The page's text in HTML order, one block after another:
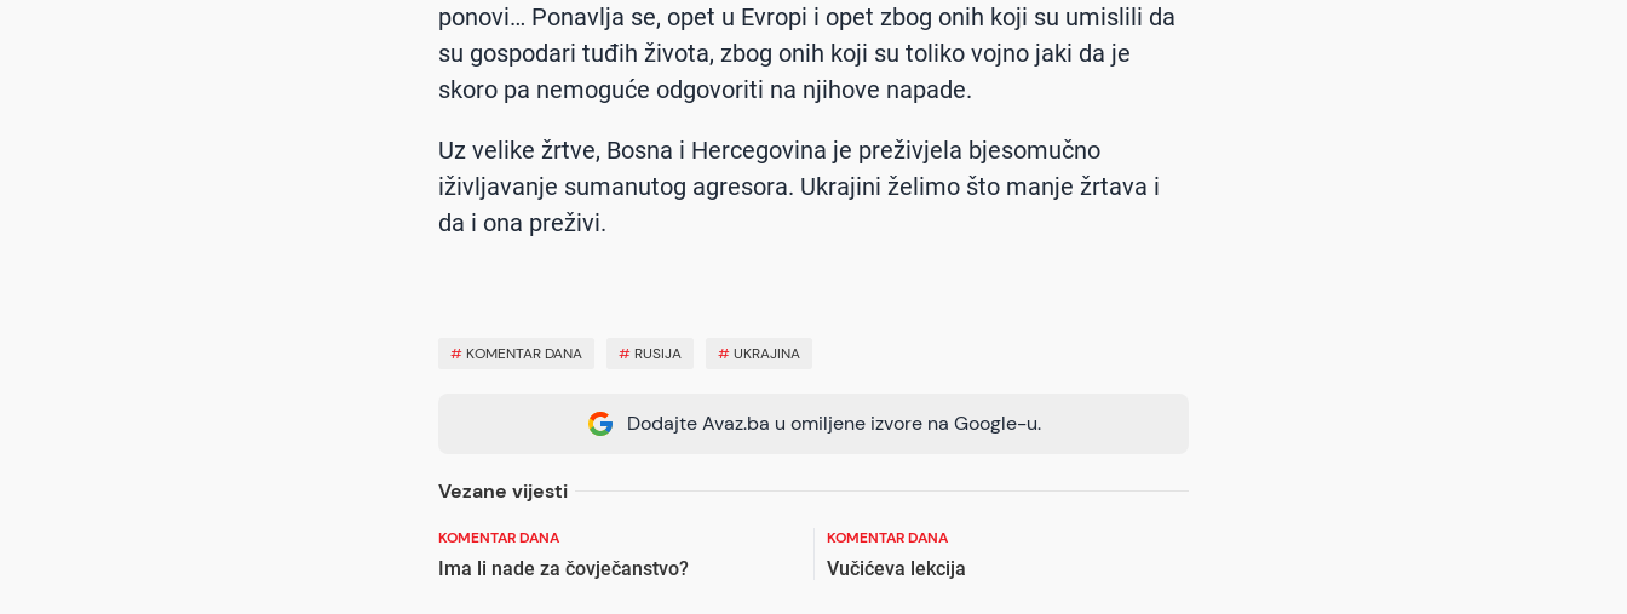
ponovi… Ponavlja se, opet u Evropi i opet zbog onih koji su umislili da
su gospodari tuđih života, zbog onih koji su toliko vojno jaki da je
skoro pa nemoguće odgovoriti na njihove napade.
Uz velike žrtve, Bosna i Hercegovina je preživjela bjesomučno
iživljavanje sumanutog agresora. Ukrajini želimo što manje žrtava i
da i ona preživi.
# KOMENTAR DANA # RUSIJA #UKRAJINA
Dodajte Avaz.ba u omiljene izvore na Google-u.
Vezane vijesti
KOMENTAR DANA
Ima li nade za čovječanstvo?
KOMENTAR DANA
Vučićeva lekcija